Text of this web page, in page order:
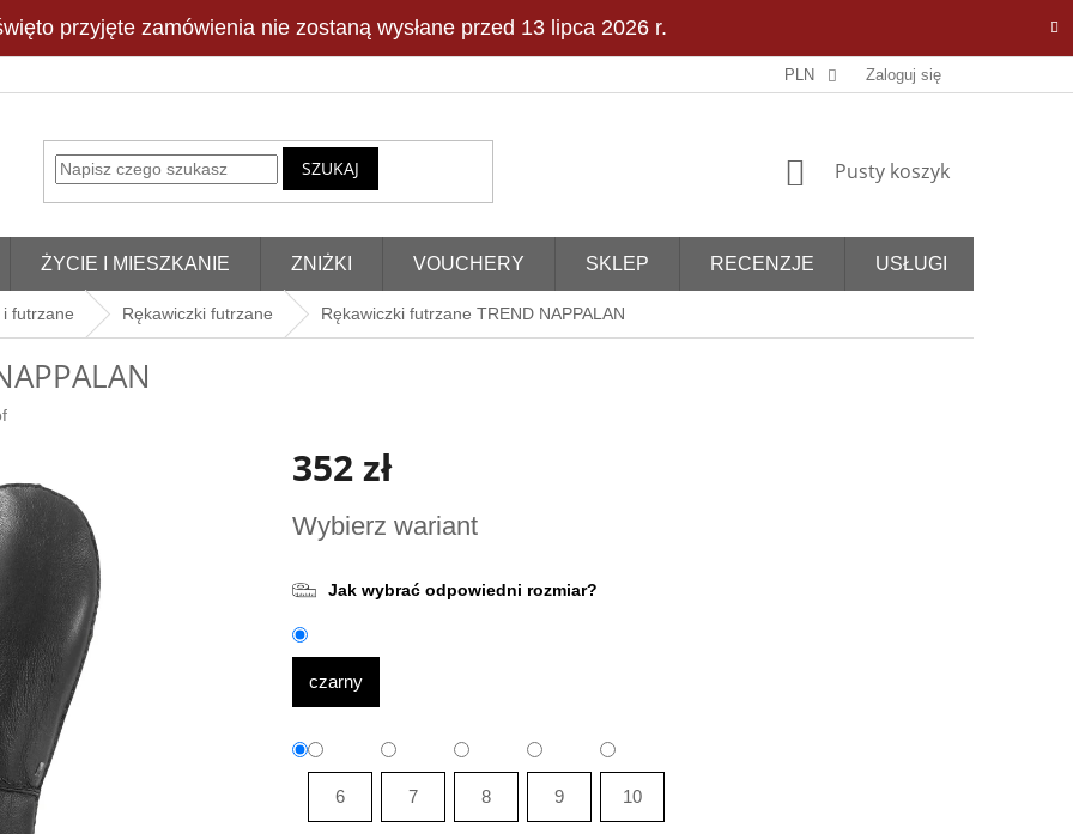
przyjęte zamówienia nie zostaną wysłane przed 13 lipca 2026 r.
PLN Zaloguj się
SZUKAJ KOSZYK
Pusty koszyk
ŻYCIE I MIESZKANIE ZNIŻKI VOUCHERY SKLEP RECENZJE USŁUGI
futrzane Rękawiczki futrzane Rękawiczki futrzane TREND NAPPALAN
352 zł
jednostkowa:
Wybierz wariant
Jak wybrać odpowiedni rozmiar?
czarny
6 7 8 9 10